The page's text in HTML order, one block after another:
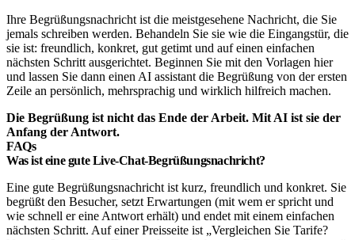
Ihre Begrüßungsnachricht ist die meistgesehene Nachricht, die Sie
jemals schreiben werden. Behandeln Sie sie wie die Eingangstür, die
sie ist: freundlich, konkret, gut getimt und auf einen einfachen
nächsten Schritt ausgerichtet. Beginnen Sie mit den Vorlagen hier
und lassen Sie dann einen AI assistant die Begrüßung von der ersten
Zeile an persönlich, mehrsprachig und wirklich hilfreich machen.
Die Begrüßung ist nicht das Ende der Arbeit. Mit AI ist sie der
Anfang der Antwort.
FAQs
Was ist eine gute Live-Chat-Begrüßungsnachricht?
Eine gute Begrüßungsnachricht ist kurz, freundlich und konkret. Sie
begrüßt den Besucher, setzt Erwartungen (mit wem er spricht und
wie schnell er eine Antwort erhält) und endet mit einem einfachen
nächsten Schritt. Auf einer Preisseite ist „Vergleichen Sie Tarife?